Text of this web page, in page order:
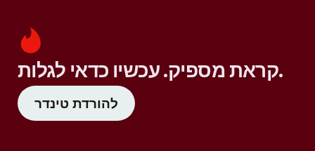
קראת מספיק. עכשיו כדאי לגלות.
להורדת טינדר